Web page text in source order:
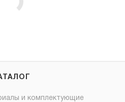
и комплектующие